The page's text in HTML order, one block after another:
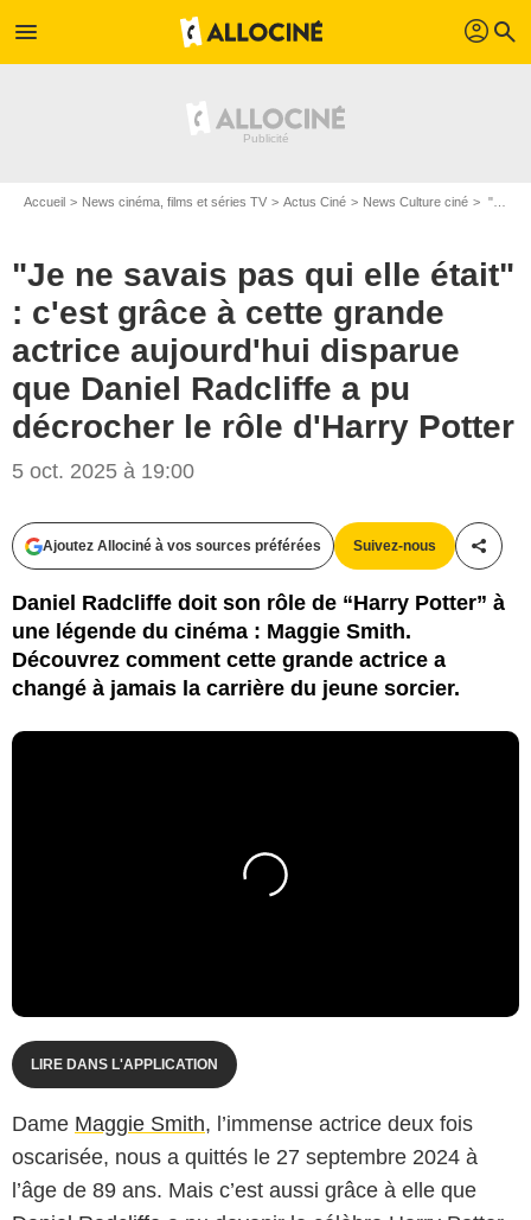
menu profil search
Accueil News cinéma, films et séries TV Actus Ciné News Culture ciné "Je ne savais pas qui elle était" : c'est grâce à cette grande actrice aujourd'hui disparue que Daniel Radcliffe a pu décrocher le rôle d'Harry Potter
"Je ne savais pas qui elle était"
: c'est grâce à cette grande
actrice aujourd'hui disparue
que Daniel Radcliffe a pu
décrocher le rôle d'Harry Potter
5 oct. 2025 à 19:00
Ajoutez Allociné à vos sources préférées Suivez-nous
Daniel Radcliffe doit son rôle de “Harry Potter” à
une légende du cinéma : Maggie Smith.
Découvrez comment cette grande actrice a
changé à jamais la carrière du jeune sorcier.
LIRE DANS L'APPLICATION
Dame Maggie Smith, l’immense actrice deux fois
oscarisée, nous a quittés le 27 septembre 2024 à
l’âge de 89 ans. Mais c’est aussi grâce à elle que